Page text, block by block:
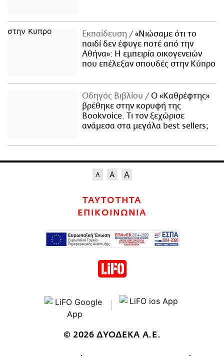
Εκπαίδευση
«Νιώσαμε ότι το
παιδί δεν έφυγε ποτέ από την
Αθήνα»: Η εμπειρία οικογενειών
που επέλεξαν σπουδές στην Κύπρο
Οδηγός Βιβλίου
Ο «Καθρέφτης»
βρέθηκε στην κορυφή της
Bookvoice. Τι τον ξεχώρισε
ανάμεσα στα μεγάλα best sellers;
ΤΑΥΤΟΤΗΤΑ
ΕΠΙΚΟΙΝΩΝΙΑ
© 2026 ΔΥΟΔΕΚΑ Α.Ε.